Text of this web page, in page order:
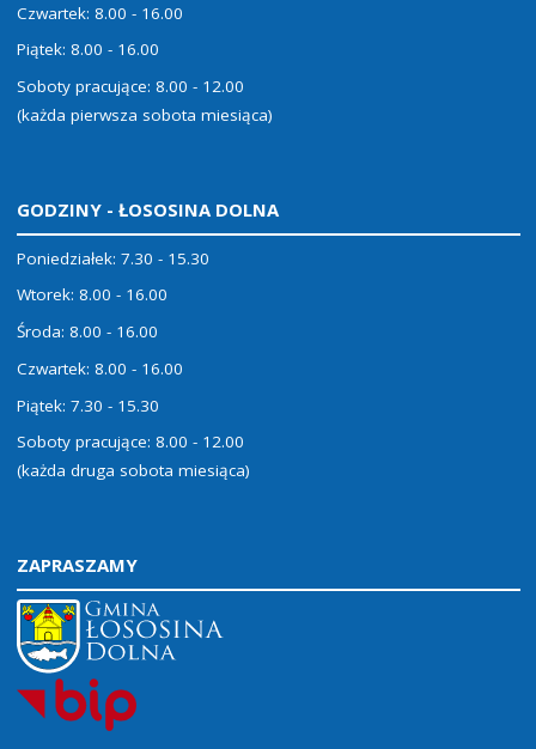
Czwartek: 8.00 - 16.00
Piątek: 8.00 - 16.00
Soboty pracujące: 8.00 - 12.00
(każda pierwsza sobota miesiąca)
GODZINY - ŁOSOSINA DOLNA
Poniedziałek: 7.30 - 15.30
Wtorek: 8.00 - 16.00
Środa: 8.00 - 16.00
Czwartek: 8.00 - 16.00
Piątek: 7.30 - 15.30
Soboty pracujące: 8.00 - 12.00
(każda druga sobota miesiąca)
ZAPRASZAMY